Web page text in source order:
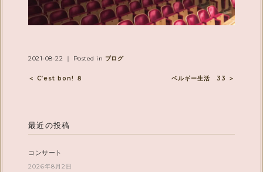
2021-08-22 ｜ Posted in ブログ
＜ C’est bon! ８ ベルギー生活 33 ＞
最近の投稿
コンサート
2026年8月2日